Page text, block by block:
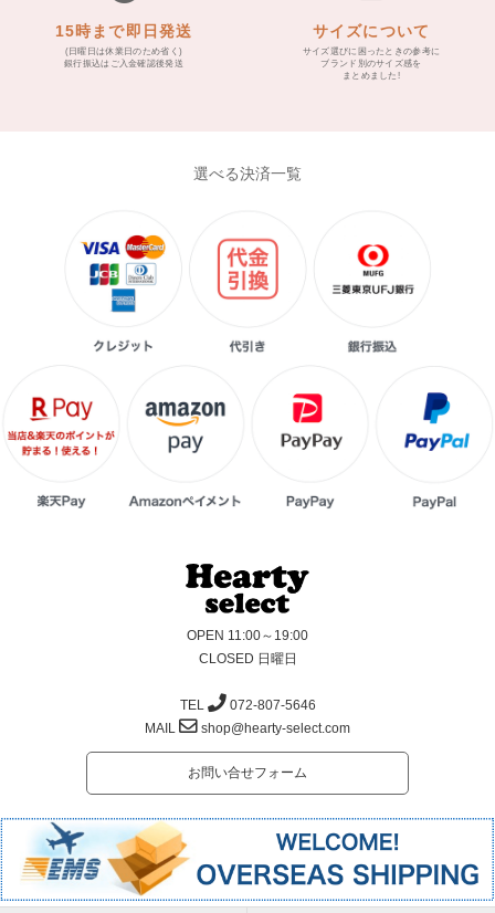
15時まで即日発送
(日曜日は休業日のため省く)
銀行振込はご入金確認後発送
サイズについて
サイズ選びに困ったときの参考に
ブランド別のサイズ感を
まとめました!
選べる決済一覧
OPEN 11:00～19:00
CLOSED 日曜日
TEL
072-807-5646
MAIL
shop@hearty-select.com
お問い合せフォーム